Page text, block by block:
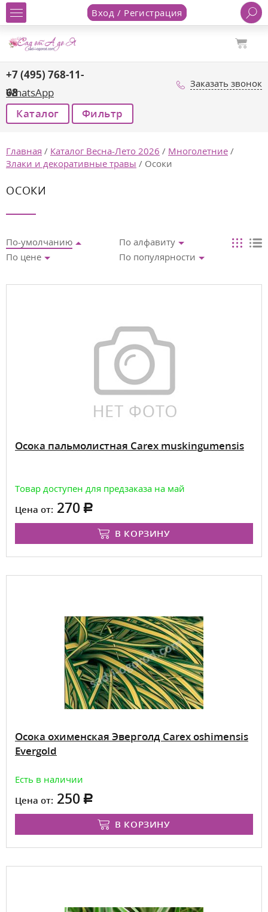
Вход / Регистрация
+7 (495) 768-11-
68
WhatsApp
Заказать звонок
Каталог Фильтр
Главная / Каталог Весна-Лето 2026 / Многолетние /
Злаки и декоративные травы / Осоки
ОСОКИ
По-умолчанию
По алфавиту
По цене
По популярности
Осока пальмолистная Carex muskingumensis
Товар доступен для предзаказа на май
Цена от: 270
В КОРЗИНУ
Осока охименская Эверголд Carex oshimensis
Evergold
Есть в наличии
Цена от: 250
В КОРЗИНУ